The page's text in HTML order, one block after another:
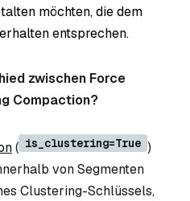
möchten, die dem
entsprechen.
zwischen Force
Compaction?
( is_clustering=True )
von Segmenten
Clustering-Schlüssels,